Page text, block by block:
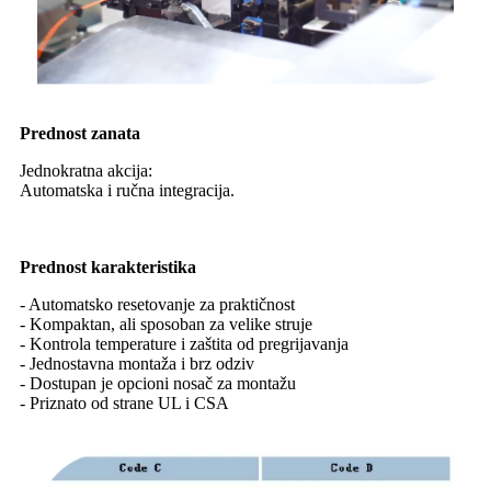
Prednost zanata
Jednokratna akcija:
Automatska i ručna integracija.
Prednost karakteristika
- Automatsko resetovanje za praktičnost
- Kompaktan, ali sposoban za velike struje
- Kontrola temperature i zaštita od pregrijavanja
- Jednostavna montaža i brz odziv
- Dostupan je opcioni nosač za montažu
- Priznato od strane UL i CSA